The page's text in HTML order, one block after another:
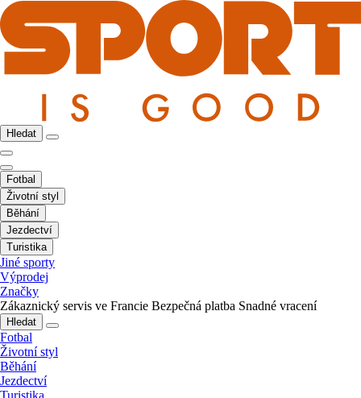
Hledat
Fotbal
Životní styl
Běhání
Jezdectví
Turistika
Jiné sporty
Výprodej
Značky
Zákaznický servis ve Francie Bezpečná platba Snadné vracení
Hledat
Fotbal
Životní styl
Běhání
Jezdectví
Turistika